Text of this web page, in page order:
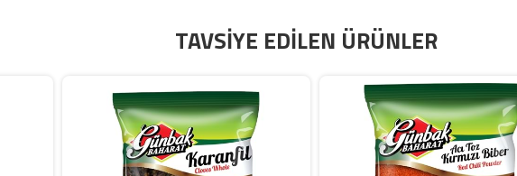
TAVSIYE EDILEN ÜRÜNLER